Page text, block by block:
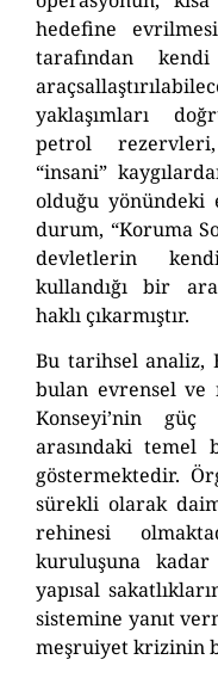
hedefine
tarafından
yaklaşımları
petrol
“insani”
olduğu
durum, “Koruma
devletlerin
kullandığı bir
haklı çıkarmıştır.
Bu tarihsel analiz,
bulan evrensel
Konseyi’nin güç
arasındaki temel
göstermektedir.
sürekli olarak
rehinesi olm
kuruluşuna
yapısal
sistemine yanıt
meşruiyet krizinin